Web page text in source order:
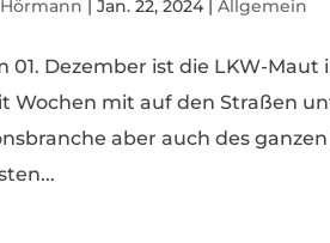
Hörmann |Jan. 22, 2024 |Allgemein
01. Dezember ist die LKW-
Wochen mit auf den Straßen
aber auch des